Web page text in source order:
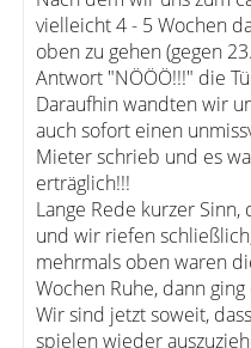
vielleicht 4 - 5 Wochen
oben zu gehen (gegen
Antwort "NÖÖÖ!!!" die
Daraufhin wandten wir
auch sofort einen
Mieter schrieb und es
erträglich!!!
Lange Rede kurzer
und wir riefen
mehrmals oben waren
Wochen Ruhe, dann
Wir sind jetzt soweit,
spielen wieder